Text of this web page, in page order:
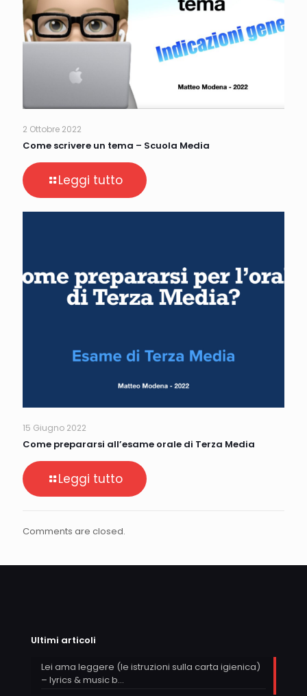
2 Ottobre 2022
Come scrivere un tema – Scuola Media
Leggi tutto
15 Giugno 2022
Come prepararsi all’esame orale di Terza Media
Leggi tutto
Comments are closed.
Ultimi articoli
Lei ama leggere (le istruzioni sulla carta igienica)
– lyrics & music b…